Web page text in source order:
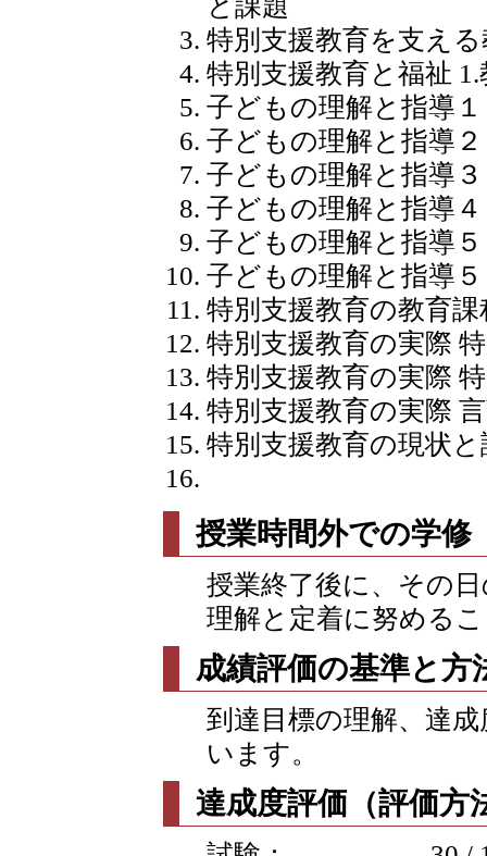
と課題
特別支援教育を支え
特別支援教育と福祉
子どもの理解と指導
子どもの理解と指導
子どもの理解と指導
子どもの理解と指導
子どもの理解と指導
子どもの理解と指導
特別支援教育の教育
特別支援教育の実際
特別支援教育の実際
特別支援教育の実際
特別支援教育の現状
授業時間外での学修
授業終了後に、その
理解と定着に努める
成績評価の基準と方
到達目標の理解、達
います。
達成度評価（評価方